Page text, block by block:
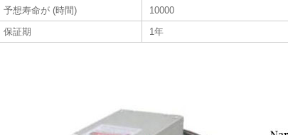
予想寿命が (時間)
10000
保証期
1年